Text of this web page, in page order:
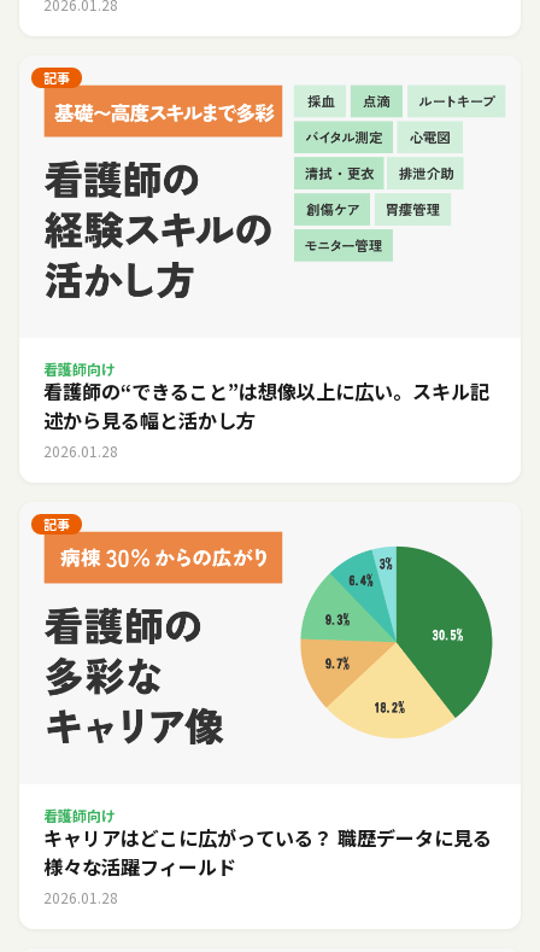
記事
看護師向け
看護師の“できること”は想像以上に広い。スキル記
述から見る幅と活かし方
2026.01.28
記事
看護師向け
キャリアはどこに広がっている？ 職歴データに見る
様々な活躍フィールド
2026.01.28